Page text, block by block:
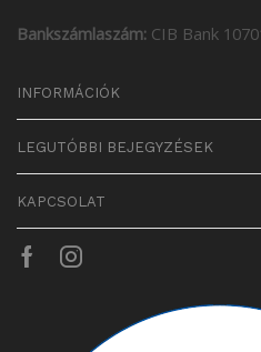
Bankszámlaszám: CIB Bank
INFORMÁCIÓK
LEGUTÓBBI BEJEGYZÉSEK
KAPCSOLAT
FacebookInstagram